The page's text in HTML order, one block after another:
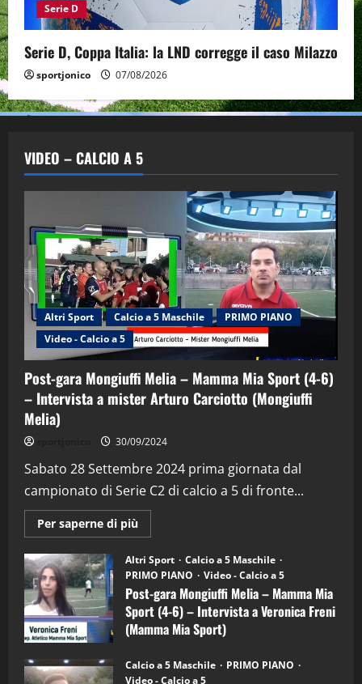
Serie D
Serie D, Coppa Italia: la LND corregge il caso Milazzo
sportjonico 07/08/2026
VIDEO – CALCIO A 5
Altri Sport Calcio a 5 Maschile
PRIMO PIANO
Video - Calcio a 5
Post-gara Mongiuffi Melia – Mamma Mia Sport (4-6)
– Intervista a mister Arturo Carciotto (Mongiuffi
Melia)
30/09/2024
Sabato 28 Settembre 2024 prima giornata dal
campionato di Serie C2 di calcio a 5 di fronte...
Per saperne di più
informazioni
Post-
gara
Mongiuffi
Melia
–
Mamma
Mia
Sport
6)
–
Altri Sport
Calcio a 5 Maschile
PRIMO PIANO
Video - Calcio a 5
Post-gara Mongiuffi Melia – Mamma Mia
Sport (4-6) – Intervista a Veronica Freni
(Mamma Mia Sport)
Calcio a 5 Maschile
PRIMO PIANO
Video - Calcio a 5
2
“SportEmpire” in Podcast: 29^ Puntata
(Martedi 28 Aprile 2026)
28/04/2026
3
"SportEmpire" in Podcast
“SportEmpire” in Podcast: 28^ Puntata
(Martedi 21 Aprile 2026)
21/04/2026
“SportEmpire” in Podcast: 27^ Puntata
(Martedi 14 Aprile 2026)